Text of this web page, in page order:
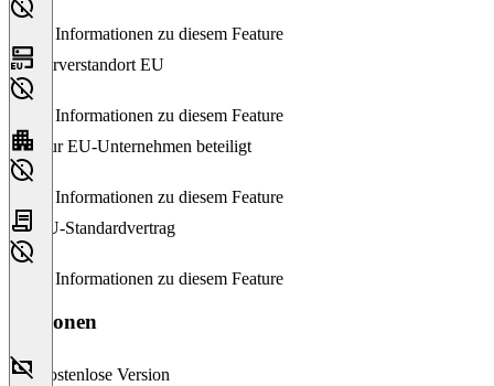
Keine Informationen zu diesem Feature
Serverstandort EU
Keine Informationen zu diesem Feature
Nur EU-Unternehmen beteiligt
Keine Informationen zu diesem Feature
EU-Standardvertrag
Keine Informationen zu diesem Feature
Versionen
Kostenlose Version